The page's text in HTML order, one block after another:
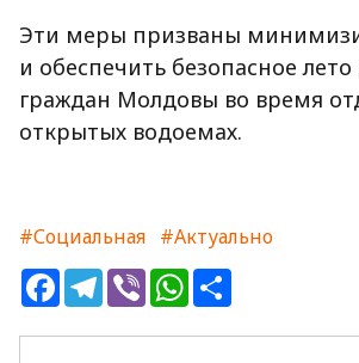
Эти меры призваны
и обеспечить безопасное лето
граждан Молдовы во время
открытых водоемах.
#Социальная #Актуально
FacebookTelegram
ViberWhatsApp